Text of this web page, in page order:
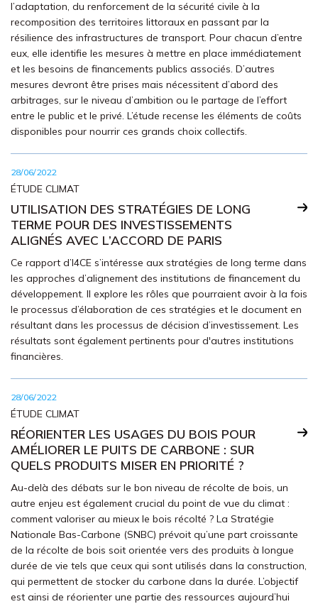
l’adaptation, du renforcement de la sécurité civile à la
recomposition des territoires littoraux en passant par la
résilience des infrastructures de transport. Pour chacun d’entre
eux, elle identifie les mesures à mettre en place immédiatement
et les besoins de financements publics associés. D’autres
mesures devront être prises mais nécessitent d’abord des
arbitrages, sur le niveau d’ambition ou le partage de l’effort
entre le public et le privé. L’étude recense les éléments de coûts
disponibles pour nourrir ces grands choix collectifs.
28/06/2022
ÉTUDE CLIMAT
UTILISATION DES STRATÉGIES DE LONG
TERME POUR DES INVESTISSEMENTS
ALIGNÉS AVEC L’ACCORD DE PARIS
Ce rapport d’I4CE s’intéresse aux stratégies de long terme dans
les approches d’alignement des institutions de financement du
développement. Il explore les rôles que pourraient avoir à la fois
le processus d’élaboration de ces stratégies et le document en
résultant dans les processus de décision d’investissement. Les
résultats sont également pertinents pour d'autres institutions
financières.
28/06/2022
ÉTUDE CLIMAT
RÉORIENTER LES USAGES DU BOIS POUR
AMÉLIORER LE PUITS DE CARBONE : SUR
QUELS PRODUITS MISER EN PRIORITÉ ?
Au-delà des débats sur le bon niveau de récolte de bois, un
autre enjeu est également crucial du point de vue du climat :
comment valoriser au mieux le bois récolté ? La Stratégie
Nationale Bas-Carbone (SNBC) prévoit qu’une part croissante
de la récolte de bois soit orientée vers des produits à longue
durée de vie tels que ceux qui sont utilisés dans la construction,
qui permettent de stocker du carbone dans la durée. L’objectif
est ainsi de réorienter une partie des ressources aujourd’hui